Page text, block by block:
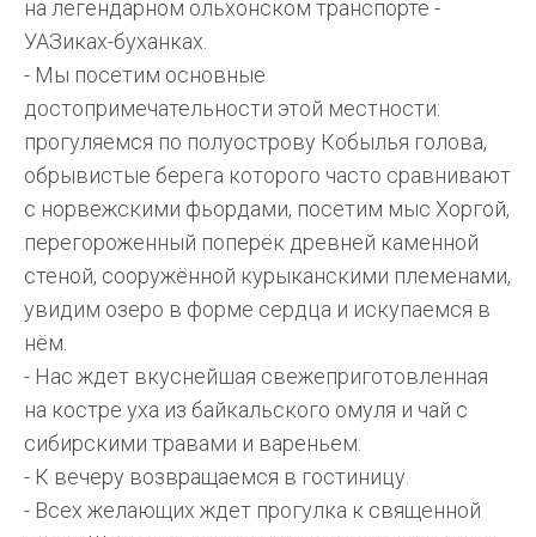
на легендарном ольхонском транспорте -
УАЗиках-буханках.
- Мы посетим основные
достопримечательности этой местности:
прогуляемся по полуострову Кобылья голова,
обрывистые берега которого часто сравнивают
с норвежскими фьордами, посетим мыс Хоргой,
перегороженный поперёк древней каменной
стеной, сооружённой курыканскими племенами,
увидим озеро в форме сердца и искупаемся в
нём.
- Нас ждет вкуснейшая свежеприготовленная
на костре уха из байкальского омуля и чай с
сибирскими травами и вареньем.
- К вечеру возвращаемся в гостиницу.
- Всех желающих ждет прогулка к священной